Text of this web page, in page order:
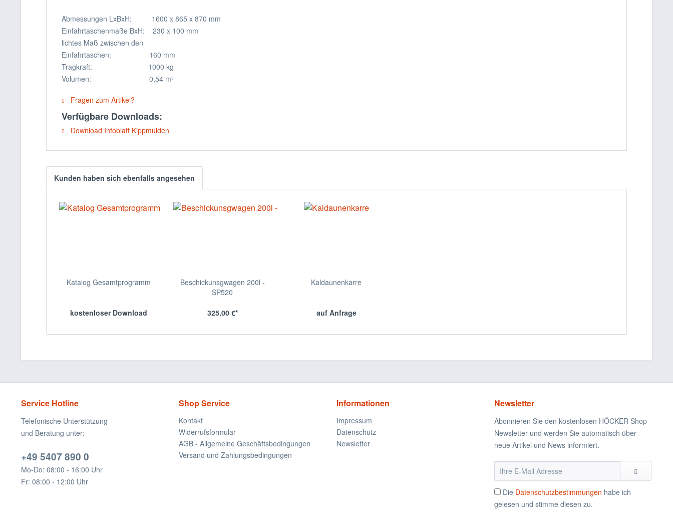
Abmessungen LxBxH: 1600 x 865 x 870 mm
Einfahrtaschenmaße BxH: 230 x 100 mm
lichtes Maß zwischen den
Einfahrtaschen: 160 mm
Tragkraft: 1000 kg
Volumen: 0,54 m³
Fragen zum Artikel?
Verfügbare Downloads:
Download Infoblatt Kippmulden
Kunden haben sich ebenfalls angesehen
Katalog Gesamtprogramm
kostenloser Download
Beschickunsgwagen 200l -
SP520
325,00 €*
Kaldaunenkarre
auf Anfrage
Service Hotline
Telefonische Unterstützung
und Beratung unter:
+49 5407 890 0
Mo-Do: 08:00 - 16:00 Uhr
Fr: 08:00 - 12:00 Uhr
Shop Service
Kontakt
Widerrufsformular
AGB - Allgemeine Geschäftsbedingungen
Versand und Zahlungsbedingungen
Informationen
Impressum
Datenschutz
Newsletter
Newsletter
Abonnieren Sie den kostenlosen HÖCKER Shop
Newsletter und werden Sie automatisch über
neue Artikel und News informiert.
Die Datenschutzbestimmungen habe ich
gelesen und stimme diesen zu.